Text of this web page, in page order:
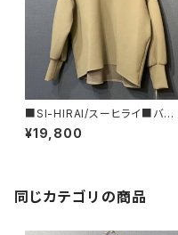
■SI-HIRAI/スーヒライ■バー
ティカル サーモライトバルーンス
リーブ プルオーバー■3803V
¥19,800
同じカテゴリの商品